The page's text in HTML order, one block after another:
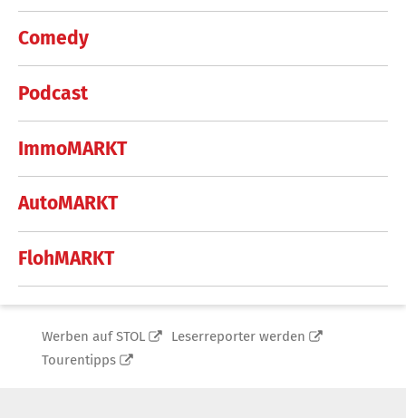
Comedy
Podcast
ImmoMARKT
AutoMARKT
FlohMARKT
Werben auf STOL
Leserreporter werden
Tourentipps